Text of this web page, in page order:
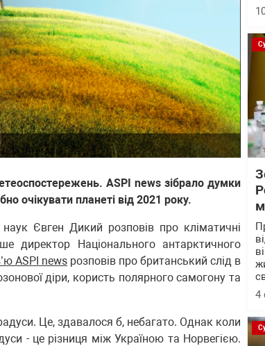
ASPI news зібрало думки
очікувати планеті від 2021 року.
Євген Дикий розповів про кліматичні
директор Національного антарктичного
ASPI news розповів про британський слід в
діри, користь полярного самогону та
Це, здавалося б, небагато. Однак коли
- це різниця між Україною та Норвегією.
4